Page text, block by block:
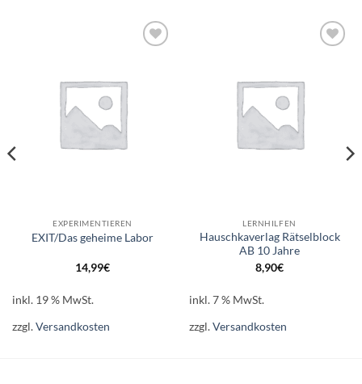
EXPERIMENTIEREN
EXIT/Das geheime Labor
14,99€
inkl. 19 % MwSt.
zzgl.Versandkosten
LERNHILFEN
Hauschkaverlag Rätselblock
AB 10 Jahre
8,90€
inkl. 7 % MwSt.
zzgl.Versandkosten